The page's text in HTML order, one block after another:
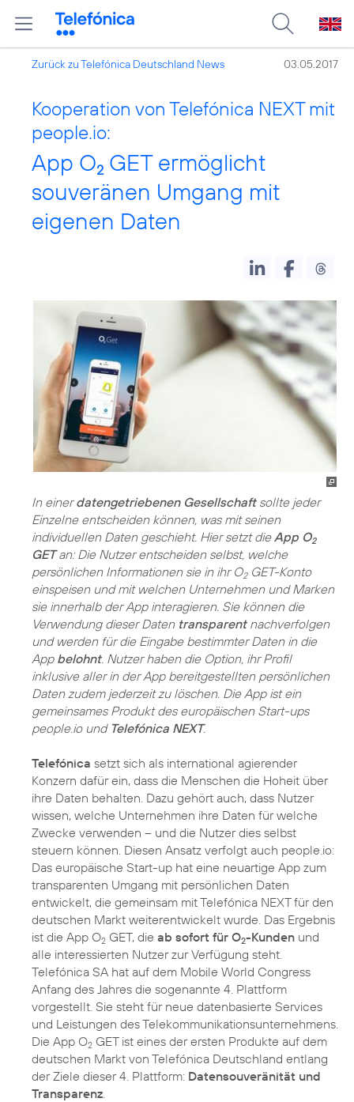
Zurück zu Telefónica Deutschland News 03.05.2017
Kooperation von Telefónica NEXT mit
people.io:
App O2 GET ermöglicht
souveränen Umgang mit
eigenen Daten
In einerdatengetriebenen Gesellschaftsollte jeder
Einzelne entscheiden können, was mit seinen
individuellen Daten geschieht. Hier setzt dieApp O2
GETan: Die Nutzer entscheiden selbst, welche
persönlichen Informationen sie in ihr O2GET-Konto
einspeisen und mit welchen Unternehmen und Marken
sie innerhalb der App interagieren. Sie können die
Verwendung dieser Daten transparentnachverfolgen
und werden für die Eingabe bestimmter Daten in die
App belohnt. Nutzer haben die Option, ihr Profil
inklusive aller in der App bereitgestellten persönlichen
Daten zudem jederzeit zu löschen. Die App ist ein
gemeinsames Produkt des europäischen Start-ups
people.io und Telefónica NEXT.
Telefónica setzt sich als international agierender
Konzern dafür ein, dass die Menschen die Hoheit über
ihre Daten behalten. Dazu gehört auch, dass Nutzer
wissen, welche Unternehmen ihre Daten für welche
Zwecke verwenden – und die Nutzer dies selbst
steuern können. Diesen Ansatz verfolgt auch people.io:
Das europäische Start-up hat eine neuartige App zum
transparenten Umgang mit persönlichen Daten
entwickelt, die gemeinsam mit Telefónica NEXT für den
deutschen Markt weiterentwickelt wurde. Das Ergebnis
ist die App O2 GET, die ab sofort für O2-Kunden und
alle interessierten Nutzer zur Verfügung steht.
Telefónica SA hat auf dem Mobile World Congress
Anfang des Jahres die sogenannte 4. Plattform
vorgestellt. Sie steht für neue datenbasierte Services
und Leistungen des Telekommunikationsunternehmens.
Die App O2 GET ist eines der ersten Produkte auf dem
deutschen Markt von Telefónica Deutschland entlang
der Ziele dieser 4. Plattform: Datensouveränität und
Transparenz